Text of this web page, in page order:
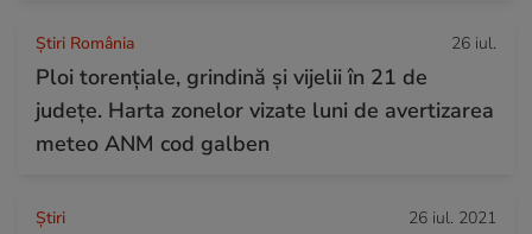
Știri România 26 iul.
Ploi torențiale, grindină și vijelii în 21 de
județe. Harta zonelor vizate luni de avertizarea
meteo ANM cod galben
Ştiri 26 iul. 2021